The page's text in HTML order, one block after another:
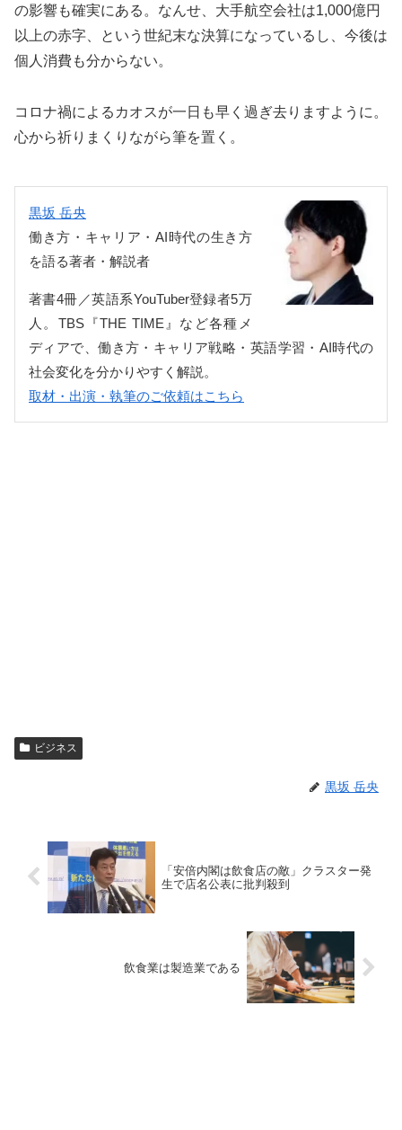
の影響も確実にある。なんせ、大手航空会社は1,000億円
以上の赤字、という世紀末な決算になっているし、今後は
個人消費も分からない。
コロナ禍によるカオスが一日も早く過ぎ去りますように。
心から祈りまくりながら筆を置く。
黒坂 岳央
働き方・キャリア・AI時代の生き方
を語る著者・解説者
著書4冊／英語系YouTuber登録者5万
人。TBS『THE TIME』など各種メ
ディアで、働き方・キャリア戦略・英語学習・AI時代の
社会変化を分かりやすく解説。
取材・出演・執筆のご依頼はこちら
ビジネス
黒坂 岳央
「安倍内閣は飲食店の敵」クラスター発
生で店名公表に批判殺到
飲食業は製造業である